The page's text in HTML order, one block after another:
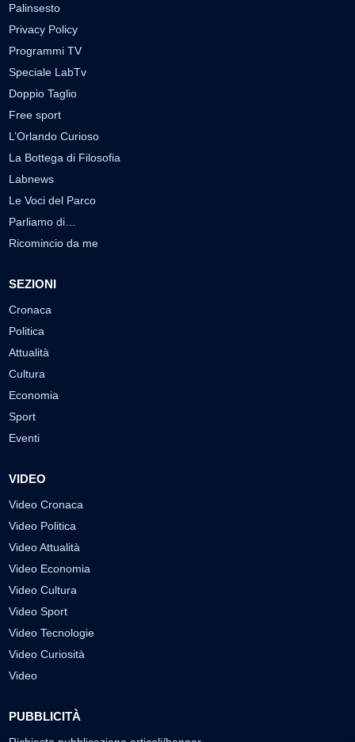
Palinsesto
Privacy Policy
Programmi TV
Speciale LabTv
Doppio Taglio
Free sport
L’Orlando Curioso
La Bottega di Filosofia
Labnews
Le Voci del Parco
Parliamo di…
Ricomincio da me
SEZIONI
Cronaca
Politica
Attualità
Cultura
Economia
Sport
Eventi
VIDEO
Video Cronaca
Video Politica
Video Attualità
Video Economia
Video Cultura
Video Sport
Video Tecnologie
Video Curiosità
Video
PUBBLICITÀ